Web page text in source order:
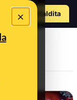
×
Hazte Maldita